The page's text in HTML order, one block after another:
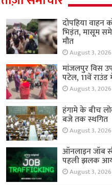
दोपहिया वाहन
भिड़ंत, मासूम
मौत
August 3, 2026
मांजलपुर विस
पटेल, 11वें
August 3, 2026
हंगामे के बीच
बजे तक स्थगित
August 3, 2026
ऑनलाइन जॉब
पहली झलक
August 3, 2026